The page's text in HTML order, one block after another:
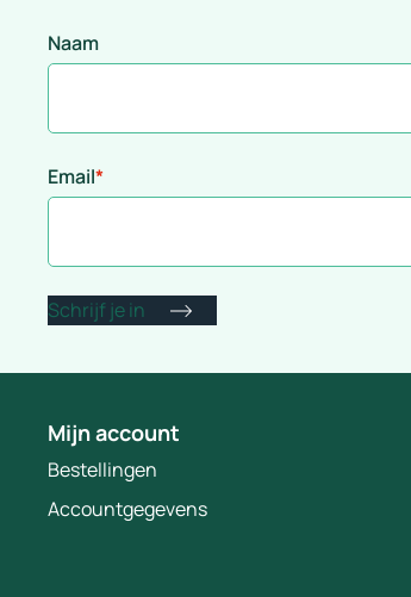
Naam
Email*
Mijn account
Bestellingen
Accountgegevens